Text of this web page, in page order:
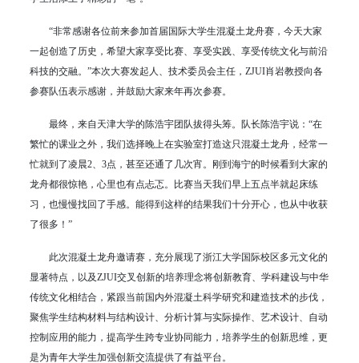
“非常感谢各位前来参加首届国际大学生混凝土龙舟赛，今天大家
一起创造了历史，希望大家享受比赛、享受实践、享受传统文化与前沿
科技的交融。”本次大赛发起人、技术委员会主任，ZJUI肖岩教授向各
参赛队伍表示感谢，并鼓励大家来年再次参赛。
最终，来自天津大学的陈浩宇团队拔得头筹。队长陈浩宇说：“在
繁忙的课业之外，我们选择晚上在实验室打造这只混凝土龙舟，经常一
忙就到了凌晨2、3点，甚至还通了几次宵。刚到海宁的时候看到大家的
龙舟都很惊艳，心里也有点忐忑。比赛当天我们早上五点半就起床练
习，也慢慢找回了手感。能得到这样的结果我们十分开心，也从中收获
了很多！”
此次混凝土龙舟邀请赛，充分展现了浙江大学国际校区多元文化的
显著特点，以及ZJUI交叉创新的培养理念将创新教育、学科建设与中华
传统文化相结合，紧跟当前国内外混凝土科学研究和建造技术的步伐，
聚焦学生结构材料与结构设计、分析计算与实际操作、艺术设计、自动
控制应用的能力，提高学生跨专业协同能力，培养学生的创新思维，更
是为青年大学生加强创新交流提供了有益平台。